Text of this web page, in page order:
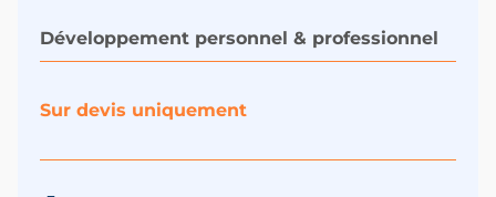
Développement personnel & professionnel
Sur devis uniquement